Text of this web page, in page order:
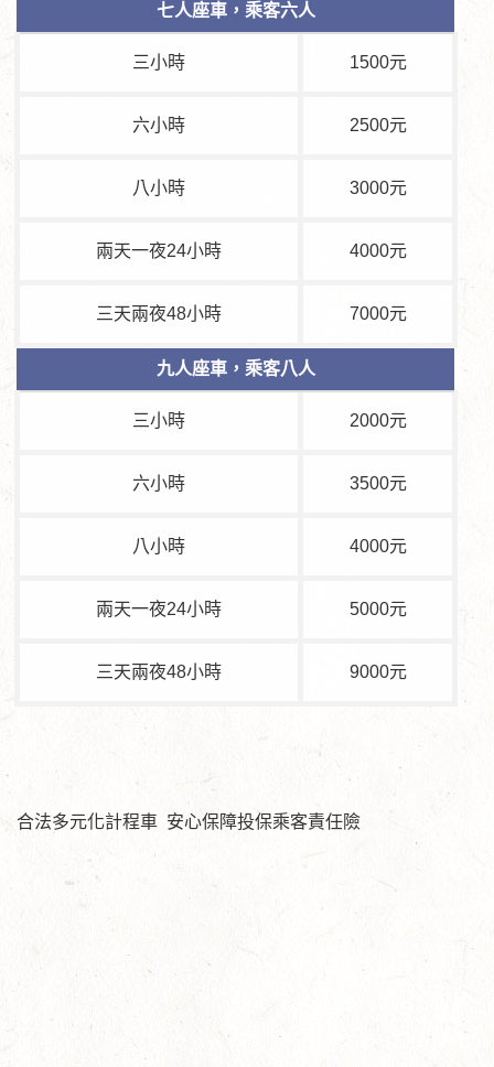
七人座車，乘客六人
三小時 1500元
六小時 2500元
八小時 3000元
兩天一夜24小時 4000元
三天兩夜48小時 7000元
九人座車，乘客八人
三小時 2000元
六小時 3500元
八小時 4000元
兩天一夜24小時 5000元
三天兩夜48小時 9000元
合法多元化計程車 安心保障投保乘客責任險